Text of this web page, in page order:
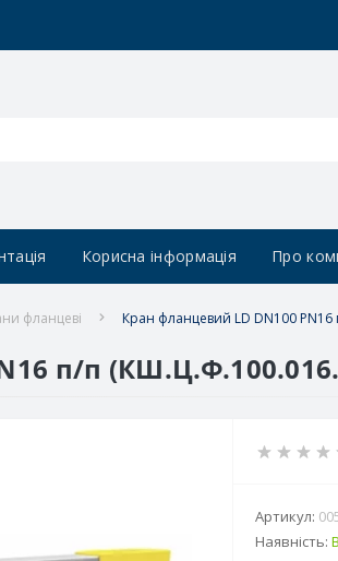
Корисна інформація Про
фланцеві Кран фланцевий LD DN100
п/п
Артикул:
Наявність: